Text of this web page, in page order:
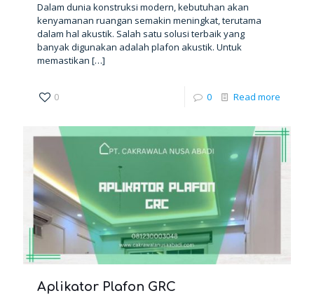
Dalam dunia konstruksi modern, kebutuhan akan
kenyamanan ruangan semakin meningkat, terutama
dalam hal akustik. Salah satu solusi terbaik yang
banyak digunakan adalah plafon akustik. Untuk
memastikan […]
0 0 Read more
Aplikator Plafon GRC